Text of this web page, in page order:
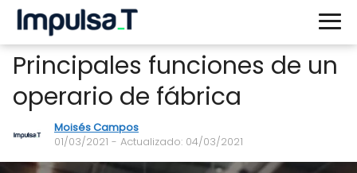
Principales funciones de un
operario de fábrica
Moisés Campos
01/03/2021 - Actualizado: 04/03/2021